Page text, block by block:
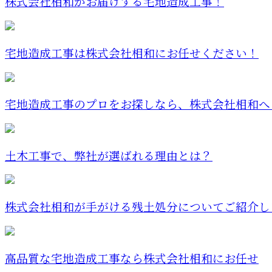
宅地造成工事は株式会社相和にお任せください！
宅地造成工事のプロをお探しなら、株式会社相和
土木工事で、弊社が選ばれる理由とは？
株式会社相和が手がける残土処分についてご紹介
高品質な宅地造成工事なら株式会社相和にお任せ